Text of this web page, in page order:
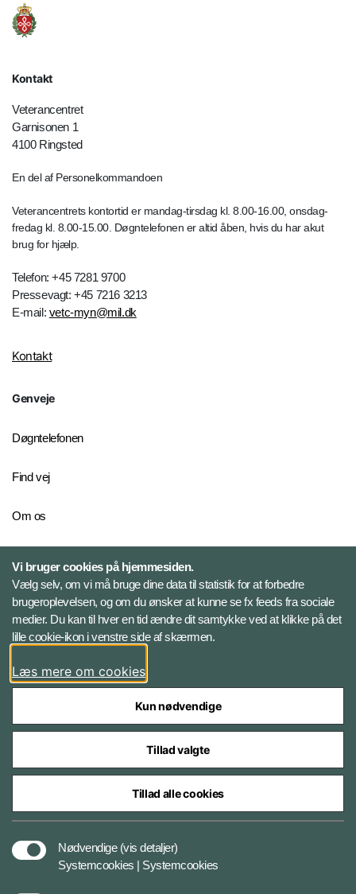
Kontakt
Veterancentret
Garnisonen 1
4100 Ringsted
En del af Personelkommandoen
Veterancentrets kontortid er mandag-tirsdag kl. 8.00-16.00, onsdag-
fredag kl. 8.00-15.00. Døgntelefonen er altid åben, hvis du har akut
brug for hjælp.
Telefon: +45 7281 9700
Pressevagt: +45 7216 3213
E-mail: vetc-myn@mil.dk
Kontakt
Genveje
Døgntelefonen
Find vej
Om os
Følg Veterancentret
Facebook
Styrelser og myndigheder under Forsvarsministeriet
Vi bruger cookies på hjemmesiden.
Vælg selv, om vi må bruge dine data til statistik for at forbedre
brugeroplevelsen, og om du ønsker at kunne se fx feeds fra sociale
medier. Du kan til hver en tid ændre dit samtykke ved at klikke på det
lille cookie-ikon i venstre side af skærmen.
Læs mere om cookies
Kun nødvendige
Tillad valgte
Tillad alle cookies
Nødvendige (vis detaljer)
Systemcookies | Systemcookies